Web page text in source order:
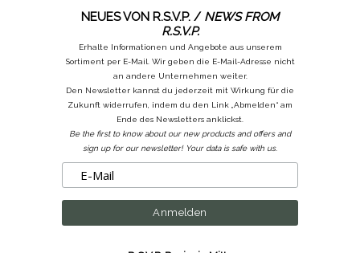
NEUES VON R.S.V.P. / NEWS FROM
R.S.V.P.
Erhalte Informationen und Angebote aus unserem
Sortiment per E-Mail. Wir geben die E-Mail-Adresse nicht
an andere Unternehmen weiter.
Den Newsletter kannst du jederzeit mit Wirkung für die
Zukunft widerrufen, indem du den Link „Abmelden“ am
Ende des Newsletters anklickst.
Be the first to know about our new products and offers and
sign up for our newsletter! Your data is safe with us.